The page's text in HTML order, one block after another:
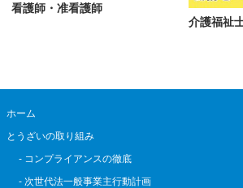
看護師・准看護師
介護福祉
ホーム
とうざいの取り組み
- コンプライアンスの徹底
- 次世代法一般事業主行動計画